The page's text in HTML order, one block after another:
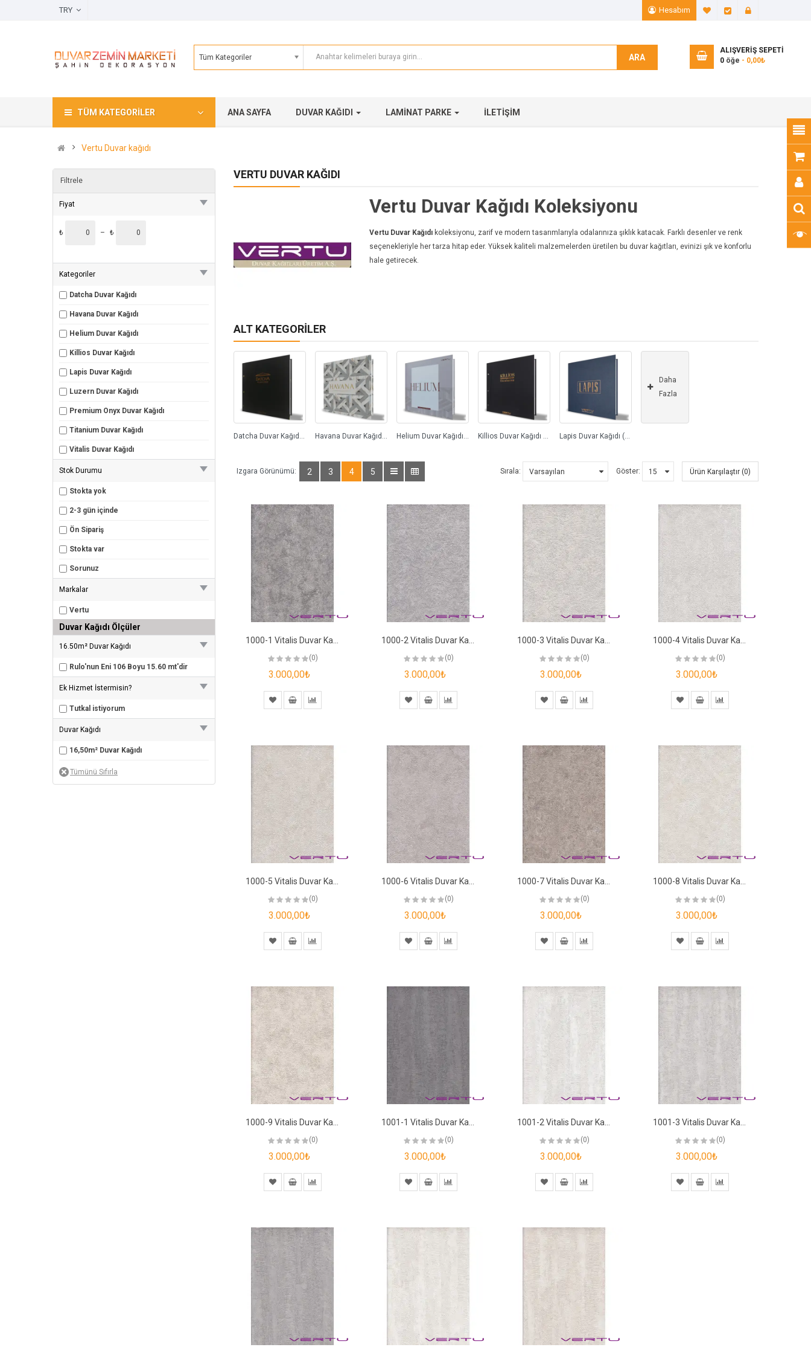
Hesabım A. Listem (0)
Ödeme
Tüm Kategoriler ARA
ALIŞVERIŞ SEPETI
0 öğe - 0,00₺
TÜM KATEGORILER ANA SAYFA DUVAR KAĞIDI LAMINAT PARKE İLETIŞIM
Vertu Duvar kağıdı
Filtrele
Fiyat
₺ – ₺
Kategoriler
Datcha Duvar Kağıdı
Havana Duvar Kağıdı
Helium Duvar Kağıdı
Killios Duvar Kağıdı
Lapis Duvar Kağıdı
Luzern Duvar Kağıdı
Premium Onyx Duvar Kağıdı
Titanium Duvar Kağıdı
Vitalis Duvar Kağıdı
Stok Durumu
Stokta yok
2-3 gün içinde
Ön Sipariş
Stokta var
Sorunuz
Markalar
Vertu
Duvar Kağıdı Ölçüler
16.50m² Duvar Kağıdı
Rulo'nun Eni 106 Boyu 15.60 mt'dir
Ek Hizmet İstermisin?
Tutkal istiyorum
Duvar Kağıdı
16,50m² Duvar Kağıdı
VERTU DUVAR KAĞIDI
Vertu Duvar Kağıdı Koleksiyonu
Vertu Duvar Kağıdı koleksiyonu, zarif ve modern tasarımlarıyla odalarınıza şıklık katacak. Farklı desenler ve renk
seçenekleriyle her tarza hitap eder. Yüksek kaliteli malzemelerden üretilen bu duvar kağıtları, evinizi şık ve konforlu
hale getirecek.
ALT KATEGORILER
Datcha Duvar Kağıdı (3) Havana Duvar Kağıdı (0) Helium Duvar Kağıdı (74) Killios Duvar Kağıdı (3) Lapis Duvar Kağıdı (44)
Daha
Fazla
Izgara Görünümü: 2 3 4 5 Sırala: Göster: Ürün Karşılaştır (0)
(0)
3.000,00₺
(0)
3.000,00₺
(0)
3.000,00₺
(0)
3.000,00₺
(0)
3.000,00₺
(0)
3.000,00₺
(0)
3.000,00₺
(0)
3.000,00₺
(0)
3.000,00₺
(0)
3.000,00₺
(0)
3.000,00₺
(0)
3.000,00₺